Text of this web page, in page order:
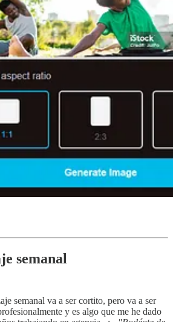
semanal
semanal va a ser cortito, pero va a ser
y es algo que me he dado